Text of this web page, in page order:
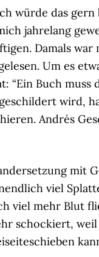
würde das gern
jahrelang
Damals
Um es
“Ein Buch
wird,
Andrés
mit
viel
viel mehr Blut
schockiert,